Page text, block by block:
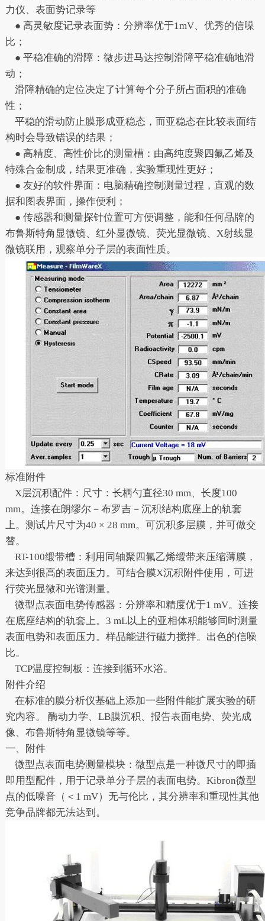
力仪、表面势记录等
● 高灵敏度记录表面势：分辨率优于1mV、优秀的信噪
比；
● 平稳准确的滑障：微步进马达控制滑障平稳准确地滑
动；
滑障精确的定位决定了计算每个分子所占面积的准确
性；
平稳的滑动防止膜形成亚稳态，而亚稳态在比较表面结
构时会导致错误的结果；
● 高精度、高性价比的测量槽：由高纯度聚四氟乙烯及
特殊合金制成，结果更准确，实验重现性更好；
● 友好的软件界面：电脑精确控制测量过程，直观的数
据和图表界面，操作便利；
● 传感器和测量探针位置可方便调整，能和任何品牌的
布鲁斯特角显微镜、红外显微镜、荧光显微镜、X射线显
微镜联用，观察单分子层的表面性质。
标准附件
X层沉积配件：尺寸：长柄勺直径30 mm、长度100
mm。连接在朗缪尔－布罗吉－沉积结构底座上的轨套
上。测试片尺寸为40 × 28 mm。可沉积多层膜，并可做交
替。
RT-100缎带槽：利用同轴聚四氟乙烯缎带来压缩薄膜，
来达到很高的表面压力。可结合膜X沉积附件使用，可进
行荧光显微和光谱测量。
微型点表面电势传感器：分辨率和精度优于1 mV。连接
在底座结构的轨套上。3 mL以上的亚相体积能够同时测量
表面电势和表面压力。样品能进行磁力搅拌。出色的信噪
比。
TCP温度控制板：连接到循环水浴。
附件介绍
在标准的膜分析仪基础上添加一些附件能扩展实验的研
究内容。 酶动力学、LB膜沉积、报告表面电势、荧光成
像、布鲁斯特角显微镜等等。
一、附件
微型点表面电势测量模块：微型点是一种微尺寸的即插
即用型配件，用于记录单分子层的表面电势。Kibron微型
点的低噪音（＜1 mV）无与伦比，其分辨率和重现性其他
竞争品牌都无法达到。